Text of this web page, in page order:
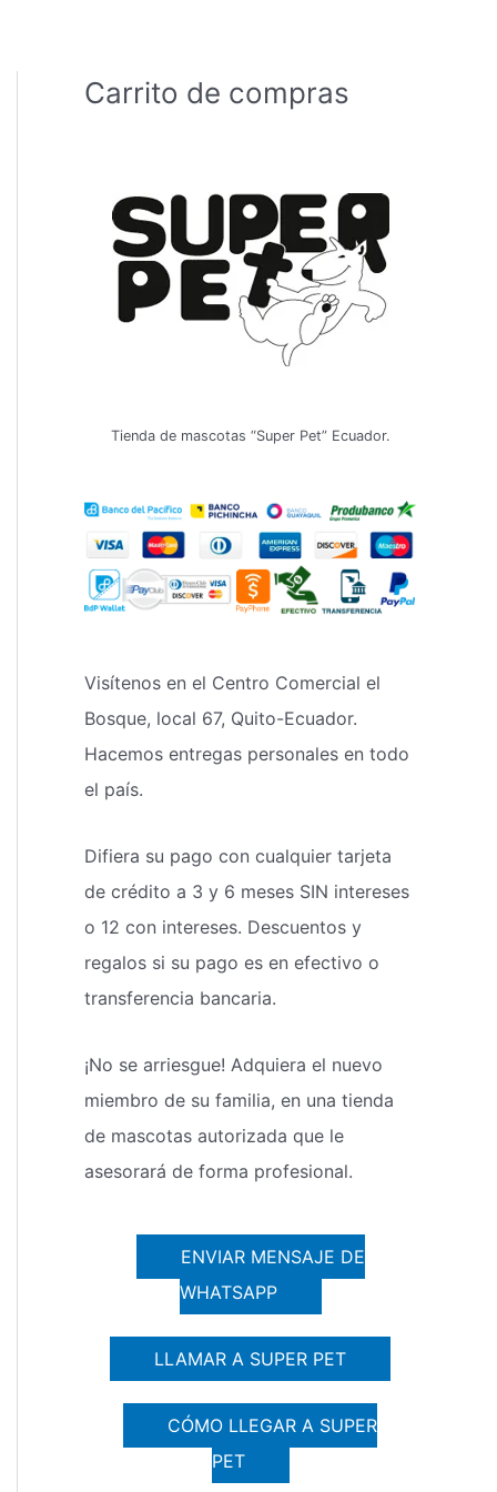
Carrito de compras
Tienda de mascotas “Super Pet” Ecuador.
Visítenos en el Centro Comercial el
Bosque, local 67, Quito-Ecuador.
Hacemos entregas personales en todo
el país.
Difiera su pago con cualquier tarjeta
de crédito a 3 y 6 meses SIN intereses
o 12 con intereses. Descuentos y
regalos si su pago es en efectivo o
transferencia bancaria.
¡No se arriesgue! Adquiera el nuevo
miembro de su familia, en una tienda
de mascotas autorizada que le
asesorará de forma profesional.
ENVIAR MENSAJE DE
WHATSAPP
LLAMAR A SUPER PET
CÓMO LLEGAR A SUPER
PET